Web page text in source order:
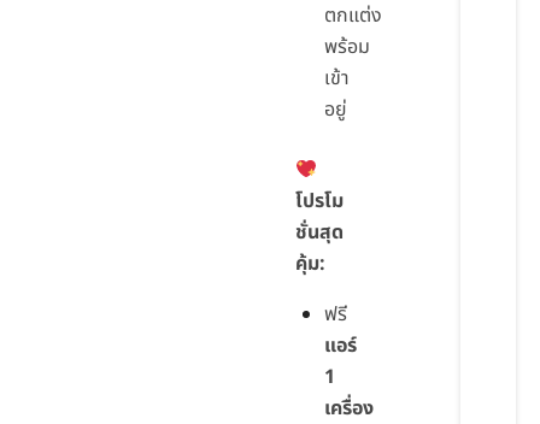
ตกแต่ง
พร้อม
เข้า
อยู่
โปรโม
ชั่นสุด
คุ้ม:
ฟรี
แอร์
1
เครื่อง